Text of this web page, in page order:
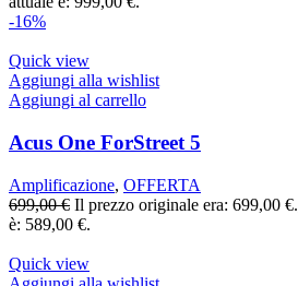
-16%
Quick view
Aggiungi alla wishlist
Aggiungi al carrello
Acus One ForStreet 5
Amplificazione, OFFERTA
699,00€ Il prezzo originale era: 699,00 €.
è: 589,00 €.
Quick view